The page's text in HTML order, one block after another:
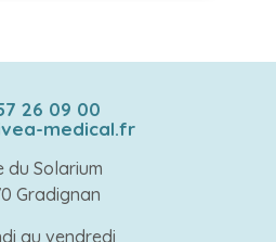
26 09 00
medical.fr
du Solarium
Gradignan
au vendredi